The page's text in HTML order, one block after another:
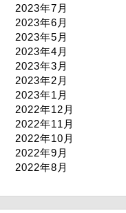
2023年7月
2023年6月
2023年5月
2023年4月
2023年3月
2023年2月
2023年1月
2022年12月
2022年11月
2022年10月
2022年9月
2022年8月